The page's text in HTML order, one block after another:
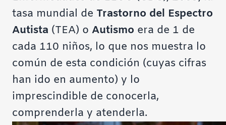
tasa mundial de Trastorno del Espectro
Autista (TEA) o Autismo era de 1 de
cada 110 niños, lo que nos muestra lo
común de esta condición (cuyas cifras
han ido en aumento) y lo
imprescindible de conocerla,
comprenderla y atenderla.